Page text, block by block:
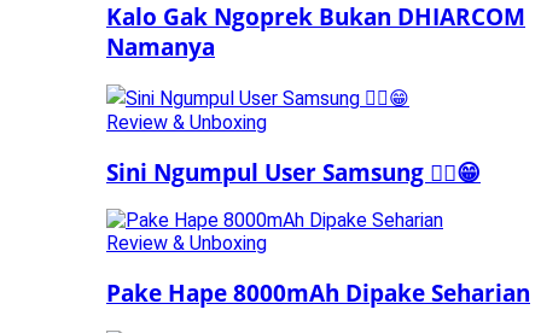
Kalo Gak Ngoprek Bukan DHIARCOM
Namanya
Review & Unboxing
Sini Ngumpul User Samsung ☝🏻😁
Review & Unboxing
Pake Hape 8000mAh Dipake Seharian